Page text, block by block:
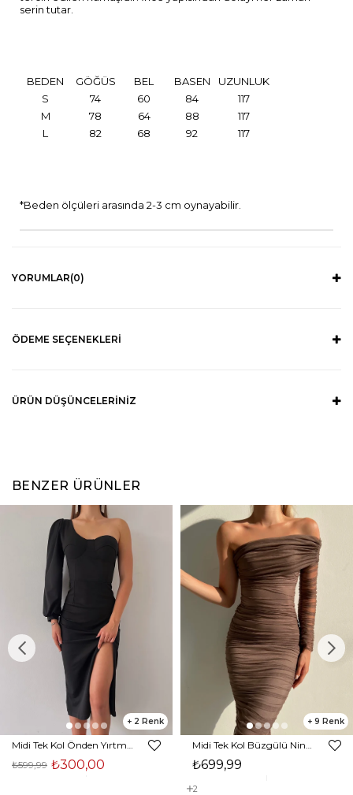
serin tutar.
BEDEN GÖĞÜS BEL BASEN
UZUNLUK
S
74 60 84
117
M
78 64 88
117
L
82 68 92 117
*Beden ölçüleri arasında 2-3 cm oynayabilir.
YORUMLAR(0)
ÖDEME SEÇENEKLERI
ÜRÜN DÜŞÜNCELERINIZ
BENZER ÜRÜNLER
2
₺300,00
₺599,99
9
₺699,99
2